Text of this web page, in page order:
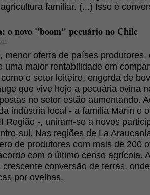
familiar. (...) Isso é
o novo "boom" pecuário no Chile
menor oferta de países
uma maior rentabilidade em
o setor leiteiro, engorda de
que vive hoje a pecuária ovina
no setor estão aumentando.
indústria local - a família Marín e
Região -, uniram-se a novos
sul. Nas regiões de La
de produtores com mais de 200
com o último censo agrícola.
crescente conversão de terras,
por ovelhas.